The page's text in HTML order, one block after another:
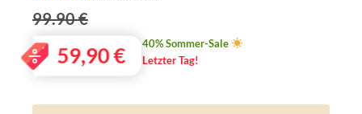
99.90 €
59,90€
40% Sommer-Sale
Letzter Tag!